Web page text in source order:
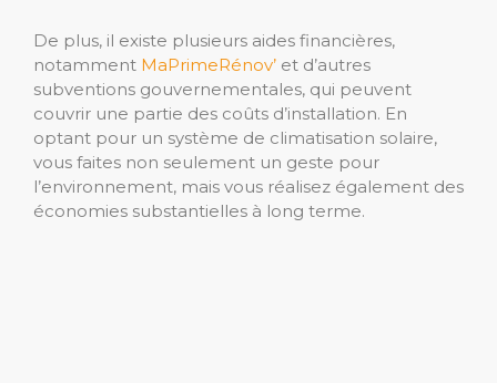
De plus, il existe plusieurs aides financières,
notamment MaPrimeRénov’ et d’autres
subventions gouvernementales, qui peuvent
couvrir une partie des coûts d’installation. En
optant pour un système de climatisation solaire,
vous faites non seulement un geste pour
l’environnement, mais vous réalisez également des
économies substantielles à long terme.